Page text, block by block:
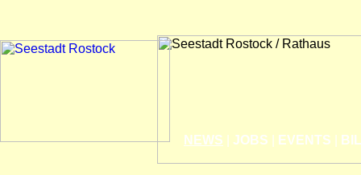
NEWS JOBS EVENTS